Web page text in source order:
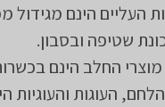
העליים הינם
שטיפה ובסבון.
החלב הינם
העוגות והעוגיות